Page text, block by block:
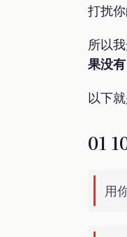
打扰
所以
果没有
以下
01
用